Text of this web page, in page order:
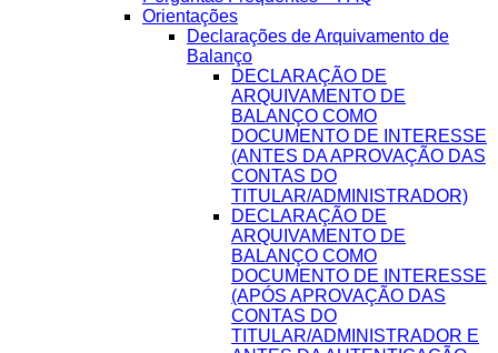
Orientações
Declarações de Arquivamento de
Balanço
DECLARAÇÃO DE
ARQUIVAMENTO DE
BALANÇO COMO
DOCUMENTO DE INTERESSE
(ANTES DA APROVAÇÃO DAS
CONTAS DO
TITULAR/ADMINISTRADOR)
DECLARAÇÃO DE
ARQUIVAMENTO DE
BALANÇO COMO
DOCUMENTO DE INTERESSE
(APÓS APROVAÇÃO DAS
CONTAS DO
TITULAR/ADMINISTRADOR E